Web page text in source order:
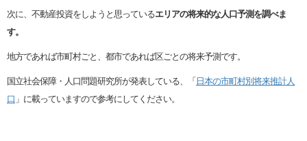
次に、不動産投資をしようと思っているエリアの将来的な人口予測を調べま
す。
地方であれば市町村ごと、都市であれば区ごとの将来予測です。
国立社会保障・人口問題研究所が発表している、「日本の市町村別将来推計人
口 」に載っていますので参考にしてください。